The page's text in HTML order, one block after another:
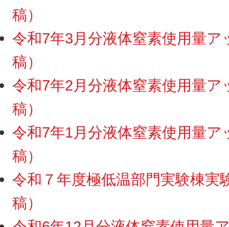
稿）
令和7年3月分液体窒素使用量
稿）
令和7年2月分液体窒素使用量
稿）
令和7年1月分液体窒素使用量
稿）
令和７年度極低温部門実験棟
稿）